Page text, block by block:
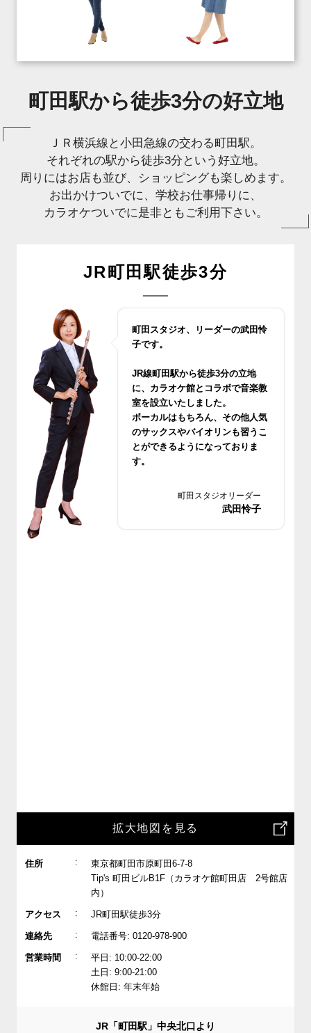
町田駅から徒歩3分の好立地
ＪＲ横浜線と小田急線の交わる町田駅。
それぞれの駅から徒歩3分という好立地。
周りにはお店も並び、ショッピングも楽しめます。
お出かけついでに、学校お仕事帰りに、
カラオケついでに是非ともご利用下さい。
JR町田駅徒歩3分
町田スタジオ、リーダーの武田怜
子です。
JR線町田駅から徒歩3分の立地
に、カラオケ館とコラボで音楽教
室を設立いたしました。
ボーカルはもちろん、その他人気
のサックスやバイオリンも習うこ
とができるようになっておりま
す。
でお気軽においでください
町田スタジオリーダー
武田怜子
拡大地図を見る
住所 :
東京都町田市原町田6-7-8
Tip's 町田ビルB1F（カラオケ館町田店 2号館店
内）
アクセス : JR町田駅徒歩3分
連絡先 : 電話番号: 0120-978-900
営業時間 :
平日: 10:00-22:00
土日: 9:00-21:00
休館日: 年末年始
JR「町田駅」中央北口より